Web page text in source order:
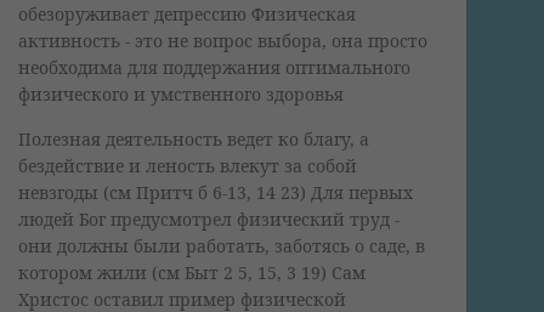
обезоруживает депрессию Физическая
активность - это не вопрос выбора, она просто
необходима для поддержания оптимального
физического и умственного здоровья
Полезная деятельность ведет ко благу, а
бездействие и леность влекут за собой
невзгоды (см Притч б 6-13, 14 23) Для первых
людей Бог предусмотрел физический труд -
они должны были работать, заботясь о саде, в
котором жили (см Быт 2 5, 15, 3 19) Сам
Христос оставил пример физической